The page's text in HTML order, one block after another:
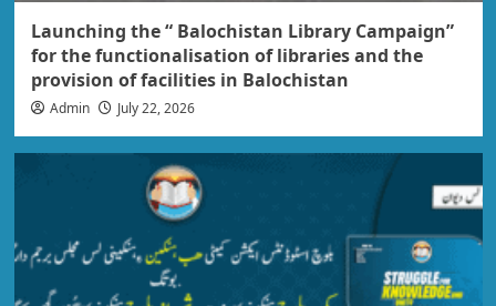
Launching the “ Balochistan Library Campaign”
for the functionalisation of libraries and the
provision of facilities in Balochistan
Admin July 22, 2026